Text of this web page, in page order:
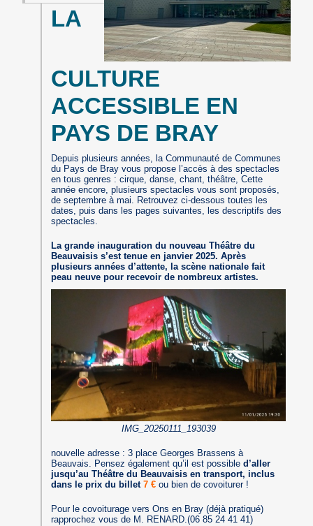
LA
CULTURE
ACCESSIBLE EN
PAYS DE BRAY
Depuis plusieurs années, la Communauté de Communes
du Pays de Bray vous propose l’accès à des spectacles
en tous genres : cirque, danse, chant, théâtre, Cette
année encore, plusieurs spectacles vous sont proposés,
de septembre à mai. Retrouvez ci-dessous toutes les
dates, puis dans les pages suivantes, les descriptifs des
spectacles.
La grande inauguration du nouveau Théâtre du
Beauvaisis s’est tenue en janvier 2025. Après
plusieurs années d’attente, la scène nationale fait
peau neuve pour recevoir de nombreux artistes.
IMG_20250111_193039
nouvelle adresse : 3 place Georges Brassens à
Beauvais. Pensez également qu’il est possibled’aller
jusqu’au Théâtre du Beauvaisis en transport, inclus
dans le prix du billet 7 € ou bien de covoiturer !
Pour le covoiturage vers Ons en Bray (déjà pratiqué)
rapprochez vous de M. RENARD.(06 85 24 41 41)